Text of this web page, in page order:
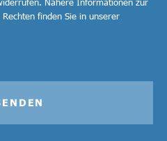
finden Sie in unserer